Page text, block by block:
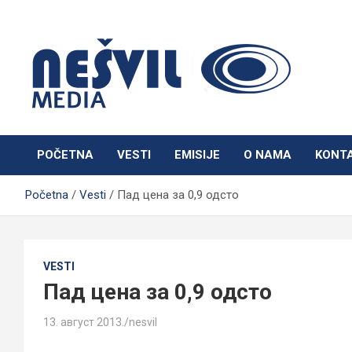
Nešvil Media Bogatić
POČETNA VESTI EMISIJE O NAMA
Početna Vesti Пад цена за 0,9 одсто
VESTI
Пад цена за 0,9 одсто
13. август 2013. nesvil